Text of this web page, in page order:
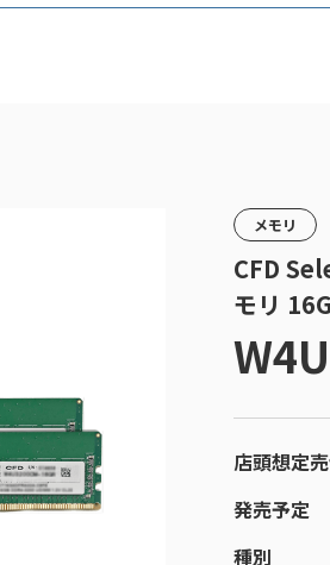
メモリ
CFD
モリ
店頭想定
発売予定
種別